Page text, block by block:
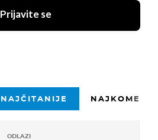
Prijavite se
NAJČITANIJE
ODLAZI